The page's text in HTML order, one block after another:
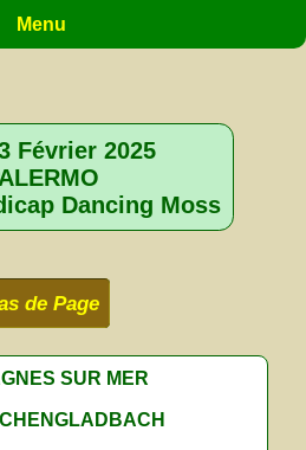
Menu
Février 2025
Dancing Moss
de Page
SUR MER